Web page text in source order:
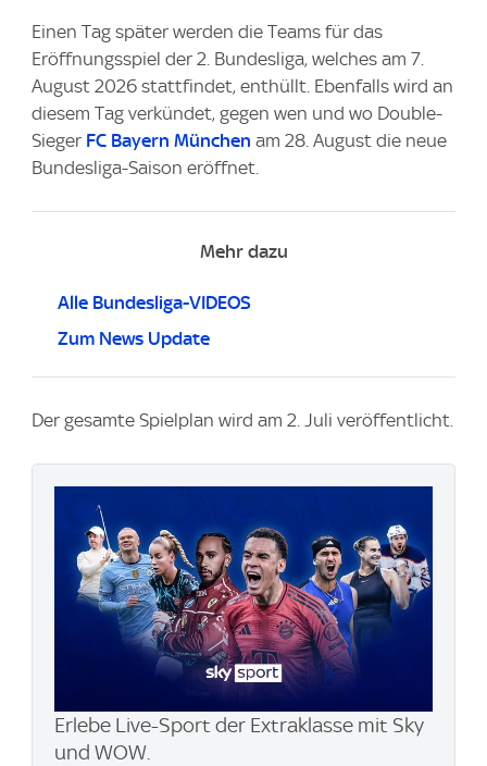
Einen Tag später werden die Teams für das
Eröffnungsspiel der 2. Bundesliga, welches am 7.
August 2026 stattfindet, enthüllt. Ebenfalls wird an
diesem Tag verkündet, gegen wen und wo Double-
Sieger FC Bayern München am 28. August die neue
Bundesliga-Saison eröffnet.
Mehr dazu
Alle Bundesliga-VIDEOS
Zum News Update
Der gesamte Spielplan wird am 2. Juli veröffentlicht.
Erlebe Live-Sport der Extraklasse mit Sky
und WOW.